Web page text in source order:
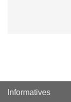
Informatives